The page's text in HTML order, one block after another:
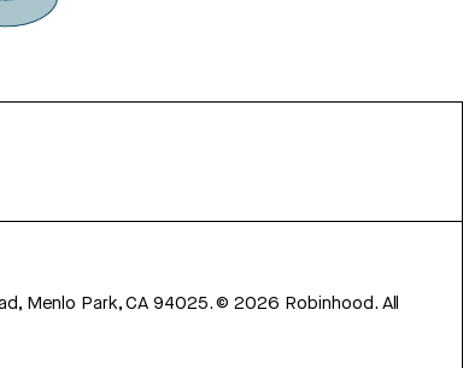
Menlo Park, CA 94025.©2026 Robinhood. All